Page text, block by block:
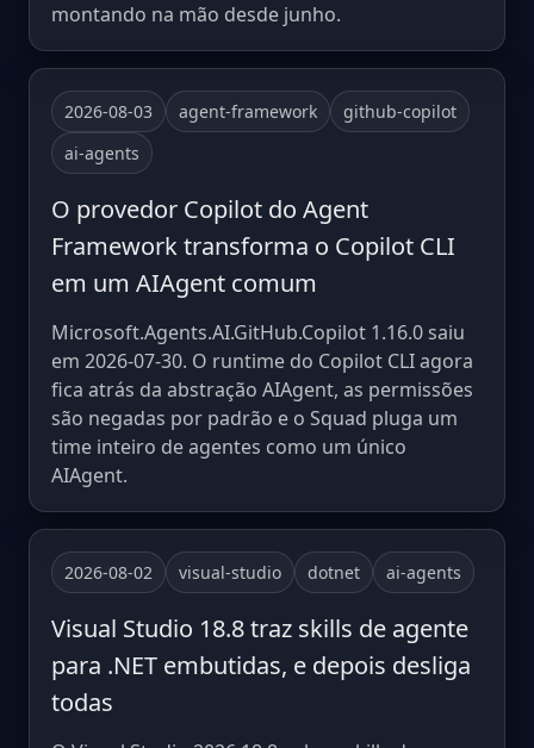
montando na mão desde junho.
2026-08-03 agent-framework
github-copilot
ai-agents
O provedor Copilot do Agent
Framework transforma o Copilot CLI
em um AIAgent comum
Microsoft.Agents.AI.GitHub.Copilot 1.16.0 saiu
em 2026-07-30. O runtime do Copilot CLI agora
fica atrás da abstração AIAgent, as permissões
são negadas por padrão e o Squad pluga um
time inteiro de agentes como um único
AIAgent.
2026-08-02 visual-studio dotnet ai-agents
Visual Studio 18.8 traz skills de agente
para .NET embutidas, e depois desliga
todas